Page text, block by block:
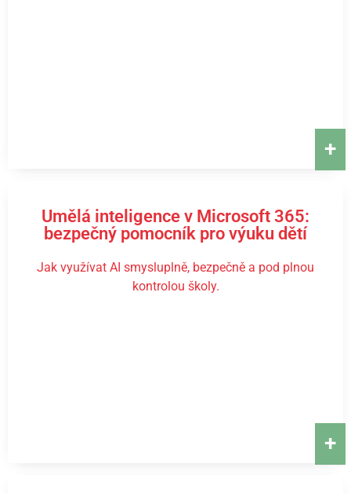
+
Umělá inteligence v Microsoft 365:
bezpečný pomocník pro výuku dětí
Jak využívat AI smysluplně, bezpečně a pod plnou
kontrolou školy.
+